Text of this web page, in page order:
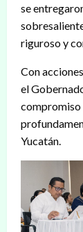
se
riguroso y
Con
el
compromiso
Yucatán.